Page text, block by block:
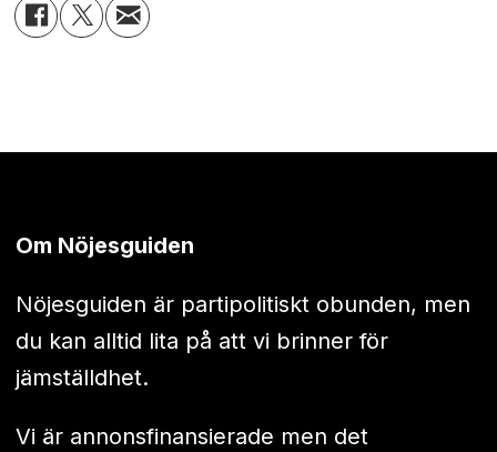
Om Nöjesguiden
Nöjesguiden är partipolitiskt obunden, men
du kan alltid lita på att vi brinner för
jämställdhet.
Vi är annonsfinansierade men det